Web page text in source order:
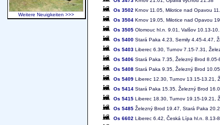
Os 3502 Krnov 11.05, Milotice nad Opavou
Os 3504 Krnov 19.05, Milotice nad Opavou
Os 3505 Olomouc hl.n. 9.01, Valšov 10.13-
Os 5400 Stará Paka 4.23, Semily 4.45-4.47,
Os 5403 Liberec 6.30, Turnov 7.15-7.31,
Os 5406 Stará Paka 7.35, Železný Brod
Os 5408 Stará Paka 9.35, Železný Brod
Os 5409 Liberec 12.30, Turnov 13.15-13.21,
Os 5414 Stará Paka 15.35, Železný Brod
Os 5415 Liberec 18.30, Turnov 19.15-19.21,
Os 5485 Železný Brod 19.47, Stará Paka
Os 6602 Liberec 6.42, Česká Lípa hl.n. 8.13-
Weitere Neuigkeiten >>>